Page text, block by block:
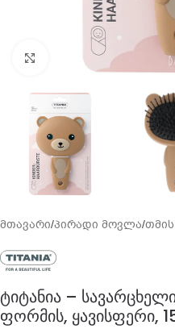
გადიდება
მთავარი/პირადი მოვლა/
ტიტანია –
ფორმის, ყავისფერი,